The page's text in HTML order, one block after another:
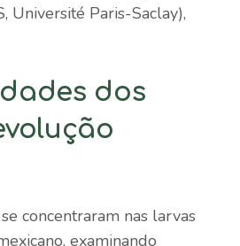
Université Paris-Saclay),
dos
concentraram nas larvas
examinando